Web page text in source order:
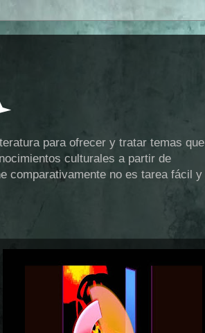
para ofrecer y tratar temas que
culturales a partir de
comparativamente no es tarea fácil y